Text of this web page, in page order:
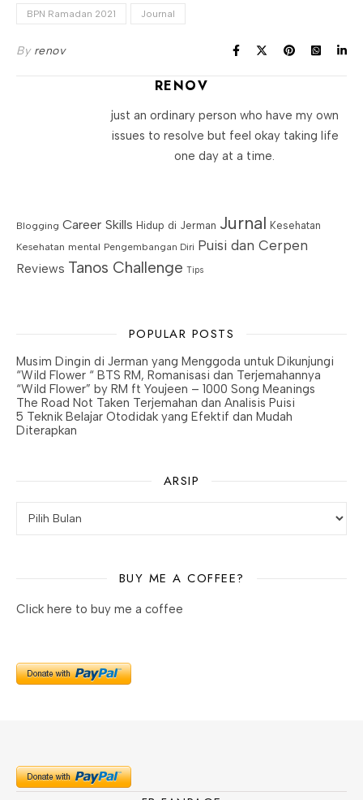
BPN Ramadan 2021 Journal
By renov
RENOV
just an ordinary person who have my own
issues to resolve but feel okay taking life
one day at a time.
Blogging Career Skills Hidup di Jerman Jurnal Kesehatan
Kesehatan mental Pengembangan Diri Puisi dan Cerpen
Reviews Tanos Challenge Tips
POPULAR POSTS
Musim Dingin di Jerman yang Menggoda untuk Dikunjungi
“Wild Flower “ BTS RM, Romanisasi dan Terjemahannya
“Wild Flower” by RM ft Youjeen – 1000 Song Meanings
The Road Not Taken Terjemahan dan Analisis Puisi
5 Teknik Belajar Otodidak yang Efektif dan Mudah
Diterapkan
ARSIP
BUY ME A COFFEE?
Click here to buy me a coffee